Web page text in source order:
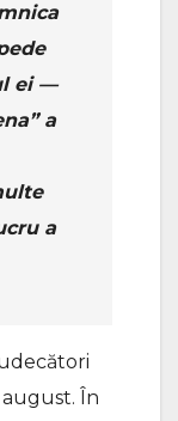
ei —
a
a
În